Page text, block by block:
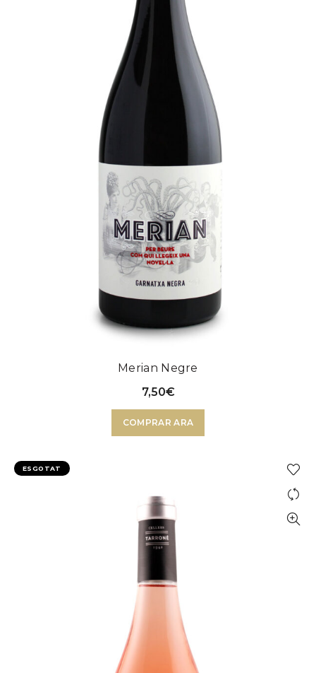
Merian Negre
7,50€
COMPRAR ARA
ESGOTAT